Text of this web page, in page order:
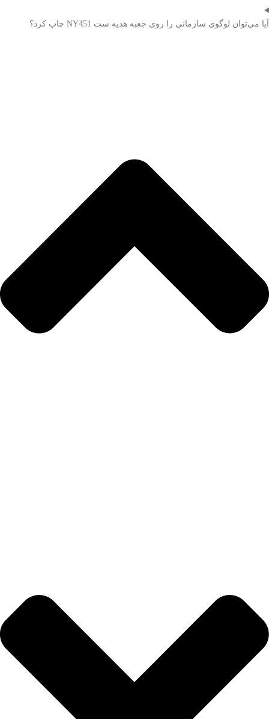
آیا می‌توان لوگوی سازمانی را روی جعبه هدیه ست NY451 چاپ کرد؟